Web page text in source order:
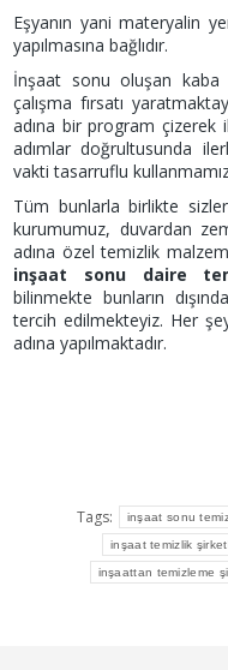
Eşyanın yani materyalin
yapılmasına bağlıdır.
İnşaat sonu oluşan kaba
çalışma fırsatı
adına bir program çizerek
adımlar doğrultusunda
vakti tasarruflu
Tüm bunlarla birlikte
kurumumuz, duvardan
adına özel temizlik
inşaat sonu daire
bilinmekte bunların
tercih edilmekteyiz. Her
adına yapılmaktadır.
Tags: inşaat sonu
inşaat temizlik
inşaattan temizleme